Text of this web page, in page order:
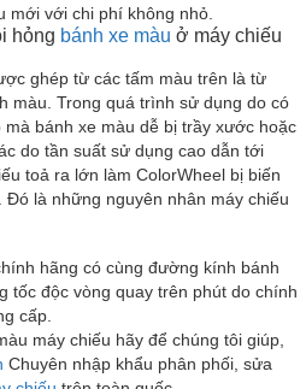
mới với chi phí không nhỏ.
hỏng bánh xe màu ở máy chiếu
ghép từ các tấm màu trên là từ
màu. Trong quá trình sử dụng do có
bánh xe màu dễ bị trầy xước hoặc
do tần suất sử dụng cao dẫn tới
toả ra lớn làm ColorWheel bị biến
là những nguyên nhân máy chiếu
hãng có cùng đường kính bánh
tốc độc vòng quay trên phút do chính
cấp.
máy chiếu hãy để chúng tôi giúp,
Chuyên nhập khẩu phân phối, sửa